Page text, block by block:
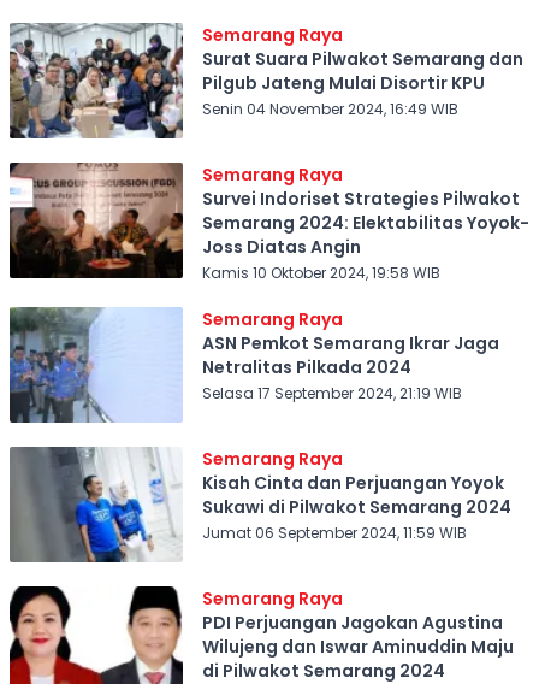
Semarang Raya
Surat Suara Pilwakot Semarang dan
Pilgub Jateng Mulai Disortir KPU
Senin 04 November 2024, 16:49 WIB
Semarang Raya
Survei Indoriset Strategies Pilwakot
Semarang 2024: Elektabilitas Yoyok-
Joss Diatas Angin
Kamis 10 Oktober 2024, 19:58 WIB
Semarang Raya
ASN Pemkot Semarang Ikrar Jaga
Netralitas Pilkada 2024
Selasa 17 September 2024, 21:19 WIB
Semarang Raya
Kisah Cinta dan Perjuangan Yoyok
Sukawi di Pilwakot Semarang 2024
Jumat 06 September 2024, 11:59 WIB
Semarang Raya
PDI Perjuangan Jagokan Agustina
Wilujeng dan Iswar Aminuddin Maju
di Pilwakot Semarang 2024